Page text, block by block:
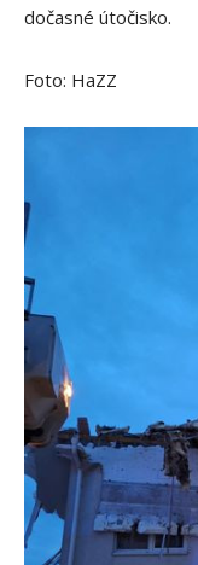
dočasné útočisko.
Foto: HaZZ